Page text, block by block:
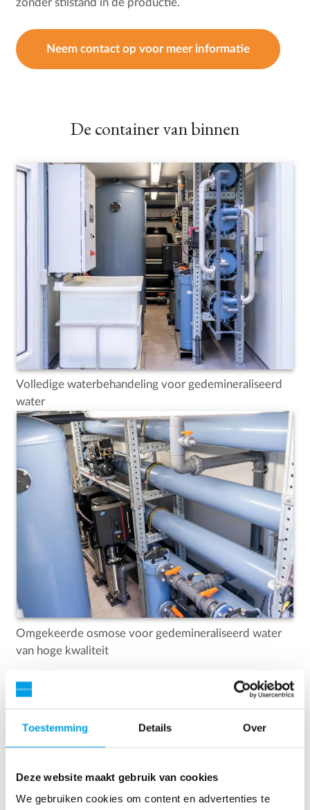
Toestemming Details Over
Deze website maakt gebruik van cookies
We gebruiken cookies om content en advertenties te
zonder stilstand in de productie.
Neem contact op voor meer informatie
De container van binnen
Volledige waterbehandeling voor gedemineraliseerd
water
Omgekeerde osmose voor gedemineraliseerd water
van hoge kwaliteit